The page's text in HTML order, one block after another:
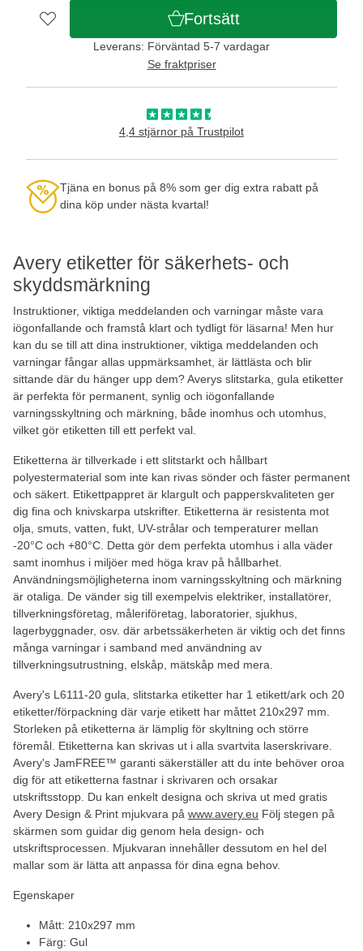
Avery etiketter för säkerhets- och
skyddsmärkning
Instruktioner, viktiga meddelanden och varningar måste vara
iögonfallande och framstå klart och tydligt för läsarna! Men hur
kan du se till att dina instruktioner, viktiga meddelanden och
varningar fångar allas uppmärksamhet, är lättlästa och blir
sittande där du hänger upp dem? Averys slitstarka, gula etiketter
är perfekta för permanent, synlig och iögonfallande
varningsskyltning och märkning, både inomhus och utomhus,
vilket gör etiketten till ett perfekt val.
Etiketterna är tillverkade i ett slitstarkt och hållbart
polyestermaterial som inte kan rivas sönder och fäster permanent
och säkert. Etikettpappret är klargult och papperskvaliteten ger
dig fina och knivskarpa utskrifter. Etiketterna är resistenta mot
olja, smuts, vatten, fukt, UV-strålar och temperaturer mellan
-20°C och +80°C. Detta gör dem perfekta utomhus i alla väder
samt inomhus i miljöer med höga krav på hållbarhet.
Användningsmöjligheterna inom varningsskyltning och märkning
är otaliga. De vänder sig till exempelvis elektriker, installatörer,
tillverkningsföretag, måleriföretag, laboratorier, sjukhus,
lagerbyggnader, osv. där arbetssäkerheten är viktig och det finns
många varningar i samband med användning av
tillverkningsutrustning, elskåp, mätskåp med mera.
Avery's L6111-20 gula, slitstarka etiketter har 1 etikett/ark och 20
etiketter/förpackning där varje etikett har måttet 210x297 mm.
Storleken på etiketterna är lämplig för skyltning och större
föremål. Etiketterna kan skrivas ut i alla svartvita laserskrivare.
Avery's JamFREE™ garanti säkerställer att du inte behöver oroa
dig för att etiketterna fastnar i skrivaren och orsakar
utskriftsstopp. Du kan enkelt designa och skriva ut med gratis
Avery Design & Print mjukvara på www.avery.eu Följ stegen på
skärmen som guidar dig genom hela design- och
utskriftsprocessen. Mjukvaran innehåller dessutom en hel del
mallar som är lätta att anpassa för dina egna behov.
Egenskaper
Mått: 210x297 mm
Färg: Gul
Fortsätt
Leverans: Förväntad 5-7 vardagar
Se fraktpriser
4,4 stjärnor på Trustpilot
Tjäna en bonus på 8% som ger dig extra rabatt på
dina köp under nästa kvartal!